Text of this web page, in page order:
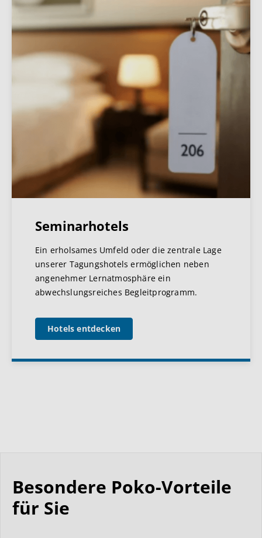
Seminarhotels
Ein erholsames Umfeld oder die zentrale Lage
unserer Tagungshotels ermöglichen neben
angenehmer Lernatmosphäre ein
abwechslungsreiches Begleitprogramm.
Hotels entdecken
Besondere Poko-Vorteile
für Sie